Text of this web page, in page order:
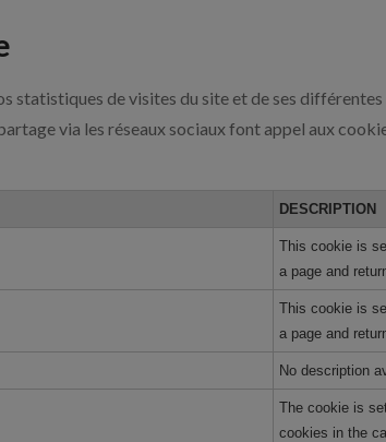
statistiques de visites du site et de ses
via les réseaux sociaux font appel aux
DESCRIPTION
This cookie is
a page and
This cookie is
a page and
No description
The cookie is
cookies in the